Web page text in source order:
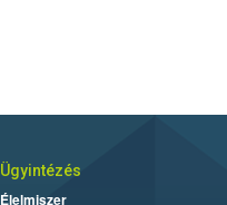
Ügyintézés
Élelmiszer